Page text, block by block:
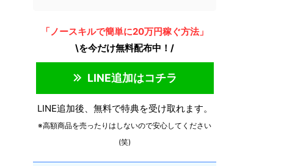
「ノースキルで簡単に20万円稼ぐ方法」
\を今だけ無料配布中！/
LINE追加はコチラ
LINE追加後、無料で特典を受け取れます。
※高額商品を売ったりはしないので安心してください
(笑)